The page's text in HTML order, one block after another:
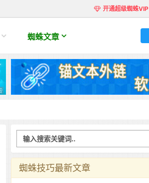
开通超级蜘蛛VIP
蜘蛛文章
蜘蛛技巧最新文章